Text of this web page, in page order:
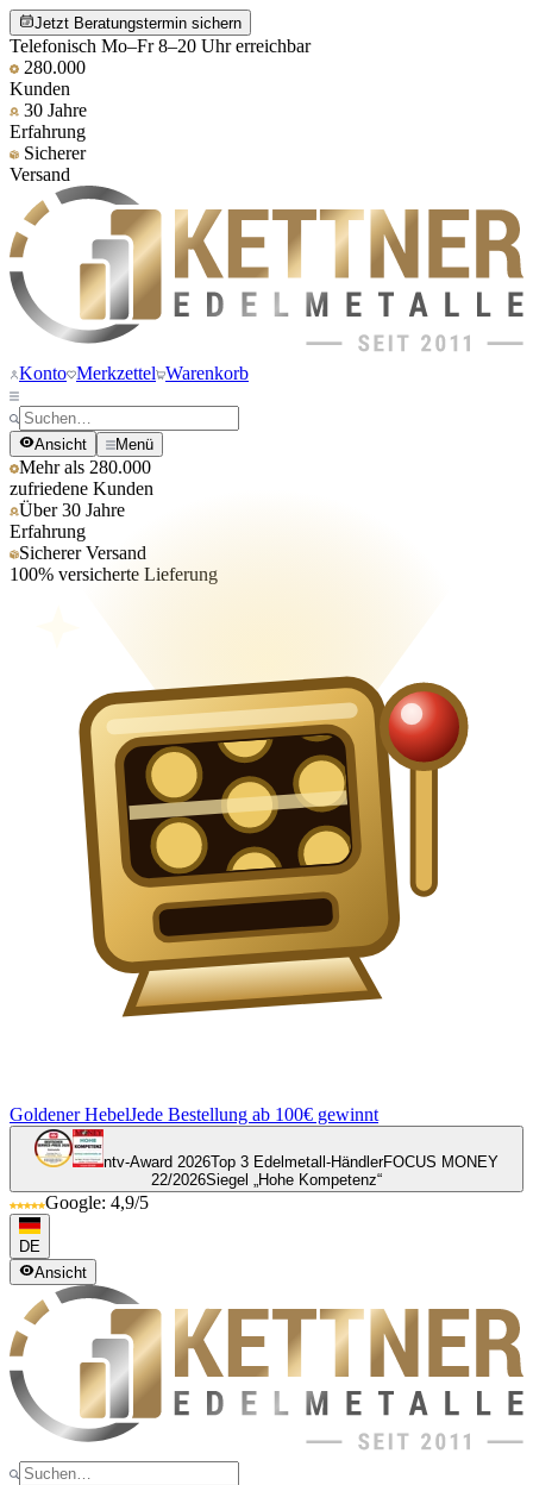
Jetzt Beratungstermin sichern
Telefonisch Mo–Fr 8–20 Uhr erreichbar
280.000
Kunden
30 Jahre
Erfahrung
Sicherer
Versand
Konto Merkzettel Warenkorb
Ansicht Menü
Mehr als 280.000
zufriedene Kunden
Über 30 Jahre
Erfahrung
Sicherer Versand
100% versicherte Lieferung
Goldener HebelJede Bestellung ab 100€ gewinnt
ntv-Award 2026Top 3 Edelmetall-HändlerFOCUS MONEY
22/2026Siegel „Hohe Kompetenz“
Google: 4,9/5
DE
Ansicht